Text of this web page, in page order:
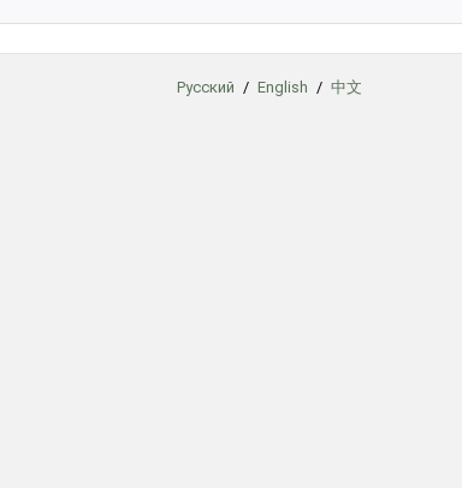
Русский / English / 中文